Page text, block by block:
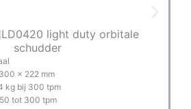
light duty orbitale
schudder
x 222 mm
kg bij 300 tpm
tot 300 tpm